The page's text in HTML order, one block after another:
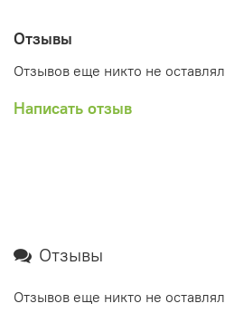
Отзывы
Отзывов еще никто не оставлял
Написать отзыв
Отзывы
Отзывов еще никто не оставлял